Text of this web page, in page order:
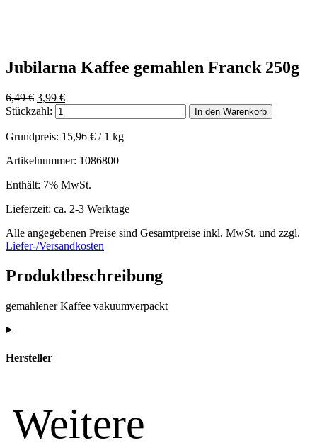
Jubilarna Kaffee gemahlen Franck 250g
6,49€ Ursprünglicher
Preis
war:
6,49 €
3,99 €Aktueller
ist:
3,99 €.
Stückzahl: In den Warenkorb
Grundpreis: 15,96 € / 1 kg
Artikelnummer: 1086800
Enthält: 7% MwSt.
Lieferzeit: ca. 2-3 Werktage
Alle angegebenen Preise sind Gesamtpreise inkl. MwSt. und zzgl.
Liefer-/Versandkosten
Produktbeschreibung
gemahlener Kaffee vakuumverpackt
Hersteller
Weitere